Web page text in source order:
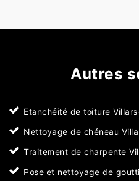
Autres
Etanchéité de toiture
Nettoyage de chéneau
Traitement de charpente
Pose et nettoyage de